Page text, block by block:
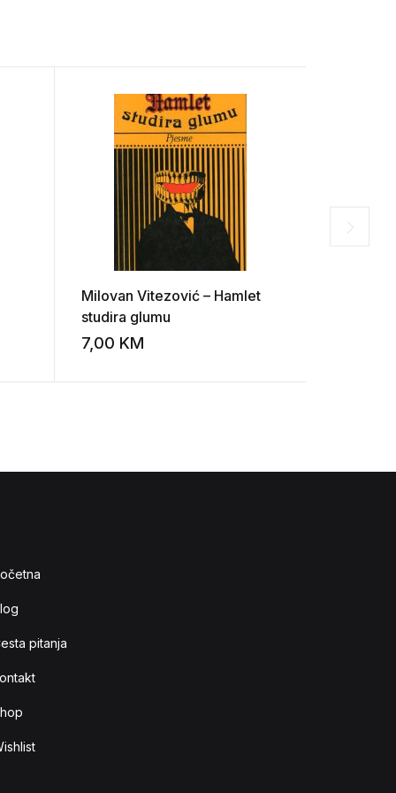
Add to wishlist
Milovan Vitezović – Hamlet
studira glumu
7,00 KM
pitanja